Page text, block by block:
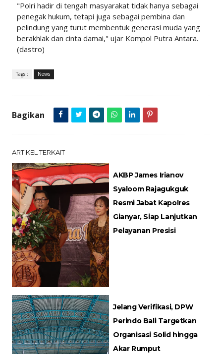
"Polri hadir di tengah masyarakat tidak hanya sebagai
penegak hukum, tetapi juga sebagai pembina dan
pelindung yang turut membentuk generasi muda yang
berakhlak dan cinta damai," ujar Kompol Putra Antara.
(dastro)
Tags : News
Bagikan
ARTIKEL TERKAIT
AKBP James Irianov
Syaloom Rajagukguk
Resmi Jabat Kapolres
Gianyar, Siap Lanjutkan
Pelayanan Presisi
Jelang Verifikasi, DPW
Perindo Bali Targetkan
Organisasi Solid hingga
Akar Rumput